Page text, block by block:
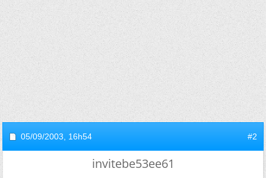
05/09/2003, 16h54 #2
invitebe53ee61